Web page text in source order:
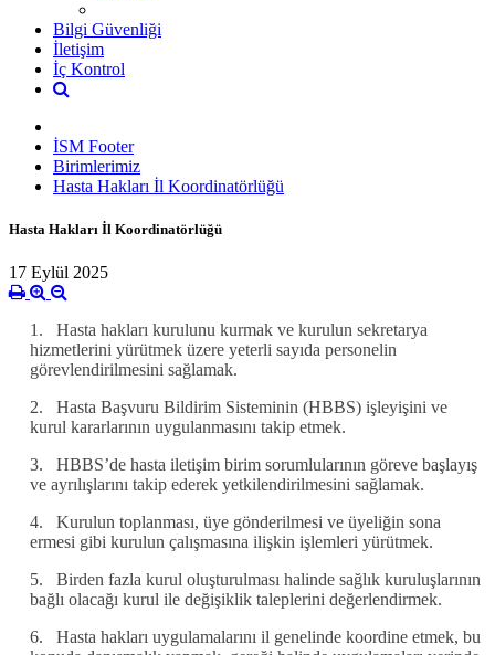
Bilgi Güvenliği
İletişim
İç Kontrol
İSM Footer
Birimlerimiz
Hasta Hakları İl Koordinatörlüğü
Hasta Hakları İl Koordinatörlüğü
17 Eylül 2025
1.
Hasta hakları kurulunu kurmak ve kurulun sekretarya
hizmetlerini yürütmek üzere yeterli sayıda personelin
görevlendirilmesini sağlamak.
2.
Hasta Başvuru Bildirim Sisteminin (HBBS) işleyişini ve
kurul kararlarının uygulanmasını takip etmek.
3.
HBBS’de hasta iletişim birim sorumlularının göreve başlayış
ve ayrılışlarını takip ederek yetkilendirilmesini sağlamak.
4.
Kurulun toplanması, üye gönderilmesi ve üyeliğin sona
ermesi gibi kurulun çalışmasına ilişkin işlemleri yürütmek.
5.
Birden fazla kurul oluşturulması halinde sağlık kuruluşlarının
bağlı olacağı kurul ile değişiklik taleplerini değerlendirmek.
6.
Hasta hakları uygulamalarını il genelinde koordine etmek, bu